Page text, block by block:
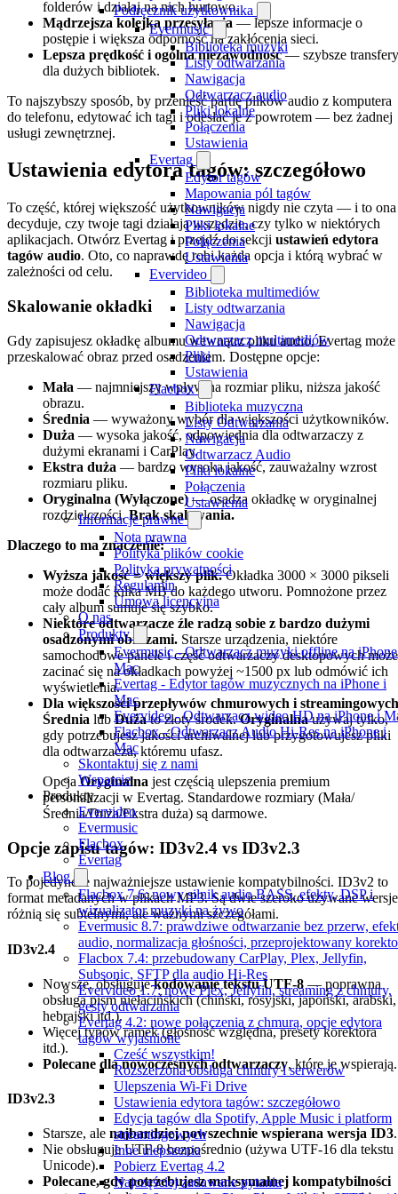
Podręcznik użytkownika
Evermusic
Biblioteka muzyki
Listy odtwarzania
Nawigacja
Odtwarzacz audio
Pliki lokalne
Połączenia
Ustawienia
Evertag
Edytor tagów
Mapowania pól tagów
Nawigacja
Pliki lokalne
Połączenia
Ustawienia
Evervideo
Biblioteka multimediów
Listy odtwarzania
Nawigacja
Odtwarzacz multimediów
Pliki
Ustawienia
Flacbox
Biblioteka muzyczna
Listy Odtwarzania
Nawigacja
Odtwarzacz Audio
Pliki lokalne
Połączenia
Ustawienia
Informacje prawne
Nota prawna
Polityka plików cookie
Polityka prywatności
Regulamin
Umowa licencyjna
O nas
Produkty
Evermusic - Odtwarzacz muzyki offline na
Mac
Evertag - Edytor tagów muzycznych na iPhone i
Mac
Evervideo - Odtwarzacz wideo HD na iPhone i
Flacbox - Odtwarzacz Audio Hi-Res na iPhone i
Mac
Skontaktuj się z nami
Wsparcie
Produkty
Evervideo
Evermusic
Flacbox
Evertag
Blog
Flacbox 7.6: nowy silnik audio BASS, efekty, DSP i
wizualizator muzyki na żywo
Evermusic 8.7: prawdziwe odtwarzanie bez przerw,
audio, normalizacja głośności, przeprojektowany
Flacbox 7.4: przebudowany CarPlay, Plex, Jellyfin,
Subsonic, SFTP dla audio Hi-Res
Evervideo 1.7: nowe Plex, Jellyfin, streaming z chmury,
gesty odtwarzania
Evertag 4.2: nowe połączenia z chmurą, opcje edytora
tagów wyjaśnione
Cześć wszystkim!
Rozszerzona obsługa chmury i serwerów
Ulepszenia Wi-Fi Drive
Ustawienia edytora tagów: szczegółowo
Edycja tagów dla Spotify, Apple Music i platform
streamingowych
Inne ulepszenia
Pobierz Evertag 4.2
Najczęściej zadawane pytania
folderów i działaj na nich hurtowo.
Mądrzejsza kolejka przesyłania — lepsze informacje o
postępie i większa odporność na zakłócenia sieci.
Lepsza prędkość i ogólna niezawodność— szybsze transfery
dla dużych bibliotek.
To najszybszy sposób, by przenieść partię plików audio z komputera
do telefonu, edytować ich tagi i odesłać je z powrotem — bez żadnej
usługi zewnętrznej.
Ustawienia edytora tagów: szczegółowo
To część, której większość użytkowników nigdy nie czyta — i to ona
decyduje, czy twoje tagi działają wszędzie, czy tylko w niektórych
aplikacjach. Otwórz Evertag i przejdź do sekcji ustawień edytora
tagów audio. Oto, co naprawdę robi każda opcja i którą wybrać w
zależności od celu.
Skalowanie okładki
Gdy zapisujesz okładkę albumu wewnątrz pliku audio, Evertag może
przeskalować obraz przed osadzeniem. Dostępne opcje:
Mała — najmniejszy wpływ na rozmiar pliku, niższa jakość
obrazu.
Średnia — wyważony wybór dla większości użytkowników.
Duża — wysoka jakość, odpowiednia dla odtwarzaczy z
dużymi ekranami i CarPlay.
Ekstra duża — bardzo wysoka jakość, zauważalny wzrost
rozmiaru pliku.
Oryginalna (Wyłączone)— osadza okładkę w oryginalnej
rozdzielczości.Brak skalowania.
Dlaczego to ma znaczenie:
Wyższa jakość = większy plik.Okładka 3000 × 3000 pikseli
może dodać kilka MB do każdego utworu. Pomnożone przez
cały album sumuje się szybko.
Niektóre odtwarzacze źle radzą sobie z bardzo dużymi
osadzonymi obrazami. Starsze urządzenia, niektóre
samochodowe panele i część odtwarzaczy desktopowych może
zacinać się na okładkach powyżej ~1500 px lub odmówić ich
wyświetlenia.
Dla większości przepływów chmurowych i streamingowych
Średnia lubDużato złoty środek.Oryginalnaużywaj tylko,
gdy potrzebujesz jakości archiwalnej lub przygotowujesz pliki
dla odtwarzacza, któremu ufasz.
OpcjaOryginalna jest częścią ulepszenia premium
personalizacji w Evertag. Standardowe rozmiary (Mała/
Średnia/Duża/Ekstra duża) są darmowe.
Opcje zapisu tagów: ID3v2.4 vs ID3v2.3
To pojedyncze najważniejsze ustawienie kompatybilności. ID3v2 to
format metadanych w plikach MP3. Są dwie szeroko używane
różnią się subtelnymi, ale ważnymi szczegółami.
ID3v2.4
Nowsze, obsługujekodowanie tekstu UTF-8 — poprawna
obsługa pism niełacińskich (chiński, rosyjski, japoński, arabski,
hebrajski itd.).
Więcej typów ramek (głośność względna, presety korektora
itd.).
Polecane dla nowoczesnych odtwarzaczy, które je wspierają.
ID3v2.3
Starsze, ale najbardziej powszechnie wspierana wersja ID3.
Nie obsługuje UTF-8 bezpośrednio (używa UTF-16 dla tekstu
Unicode).
Polecane, gdy potrzebujesz maksymalnej kompatybilności